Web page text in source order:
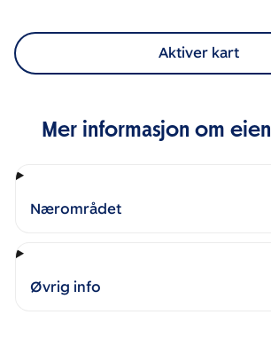
Aktiver kart
Mer informasjon om
Nærområdet
Øvrig info